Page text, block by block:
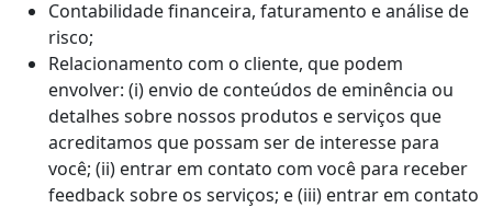
Contabilidade financeira, faturamento e análise de
risco;
Relacionamento com o cliente, que podem
envolver: (i) envio de conteúdos de eminência ou
detalhes sobre nossos produtos e serviços que
acreditamos que possam ser de interesse para
você; (ii) entrar em contato com você para receber
feedback sobre os serviços; e (iii) entrar em contato